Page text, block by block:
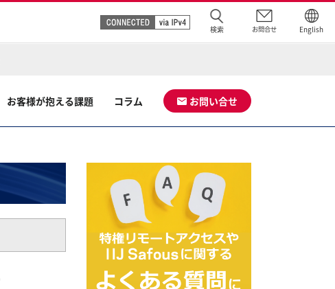
検索 お問合せ English
お客様が抱える課題 コラム お問い合せ